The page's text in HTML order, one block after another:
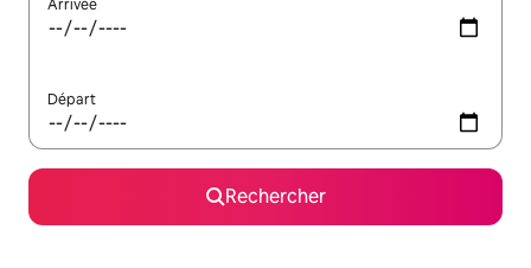
Arrivée
Départ
Rechercher